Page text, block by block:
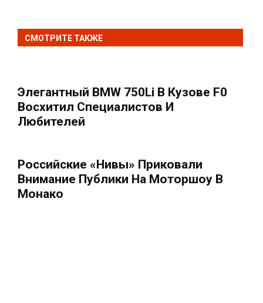
СМОТРИТЕ ТАКЖЕ
Элегантный BMW 750Li В Кузове F0
Восхитил Специалистов И
Любителей
Российские «Нивы» Приковали
Внимание Публики На Моторшоу В
Монако